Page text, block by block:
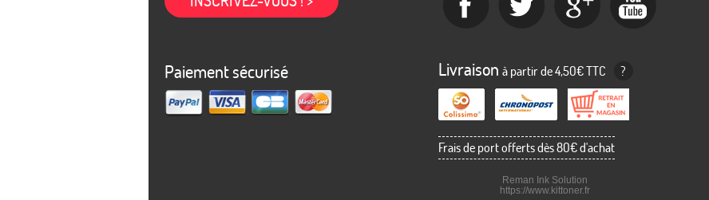
Paiement sécurisé Livraison à partir de 4,50€ TTC ?
Frais de port offerts dès 80€ d'achat
Reman Ink Solution
https://www.kittoner.fr